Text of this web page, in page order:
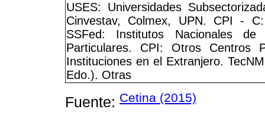
USES: Universidades
Cinvestav, Colmex, UPN. CPI -
SSFed: Institutos Nacionales
Particulares. CPI: Otros Centros
Instituciones en el Extranjero.
Edo.). Otras
Fuente: Cetina (2015)